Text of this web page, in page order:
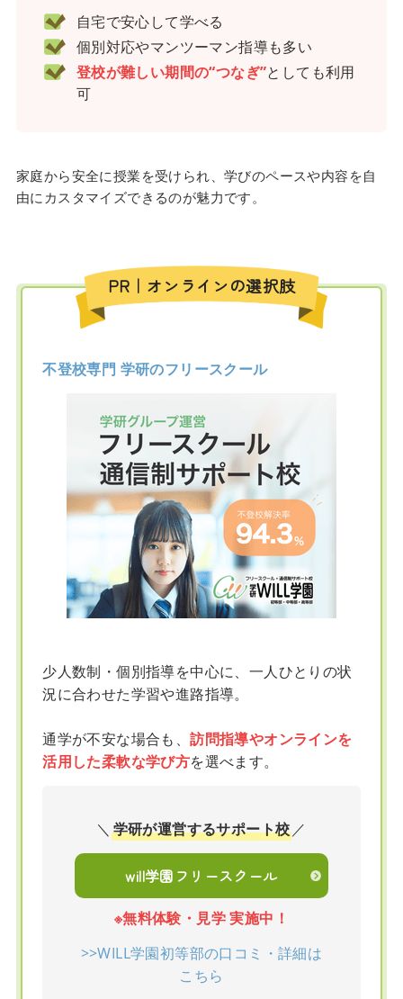
自宅で安心して学べる
個別対応やマンツーマン指導も多い
登校が難しい期間の“つなぎ”としても利用
可
家庭から安全に授業を受けられ、学びのペースや内容を自
由にカスタマイズできるのが魅力です。
PR｜オンラインの選択肢
不登校専門 学研のフリースクール
少人数制・個別指導を中心に、一人ひとりの状
況に合わせた学習や進路指導。
通学が不安な場合も、訪問指導やオンラインを
活用した柔軟な学び方を選べます。
＼ 学研が運営するサポート校 ／
will学園フリースクール
※無料体験・見学 実施中！
>>WILL学園初等部の口コミ・詳細は
こちら